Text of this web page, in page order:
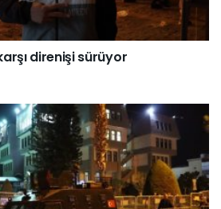
direnişi sürüyor